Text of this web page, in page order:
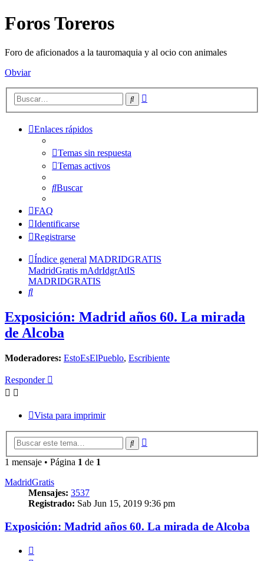
Foros Toreros
Foro de aficionados a la tauromaquia y al ocio con animales
Obviar
Buscar
Enlaces rápidos
Temas sin respuesta
Temas activos
Buscar
FAQ
Identificarse
Registrarse
Índice general MADRIDGRATIS
MadridGratis mAdrIdgrAtIS
MADRIDGRATIS
Buscar
Exposición: Madrid años 60. La mirada
de Alcoba
Moderadores: EstoEsElPueblo, Escribiente
Responder
Vista para imprimir
Buscar
1 mensaje • Página 1 de 1
MadridGratis
Mensajes: 3537
Registrado: Sab Jun 15, 2019 9:36 pm
Exposición: Madrid años 60. La mirada de Alcoba